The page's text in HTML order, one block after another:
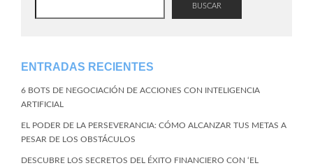
BUSCAR
ENTRADAS RECIENTES
6 BOTS DE NEGOCIACIÓN DE ACCIONES CON INTELIGENCIA
ARTIFICIAL
EL PODER DE LA PERSEVERANCIA: CÓMO ALCANZAR TUS METAS A
PESAR DE LOS OBSTÁCULOS
DESCUBRE LOS SECRETOS DEL ÉXITO FINANCIERO CON ‘EL